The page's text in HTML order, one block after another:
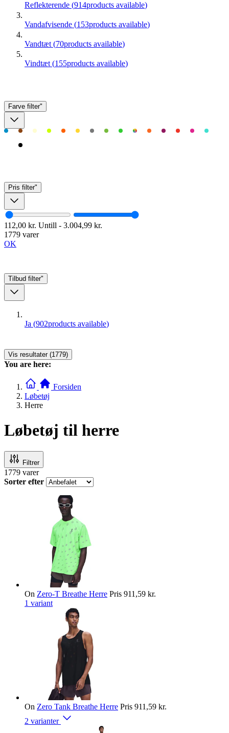
Reflekterende (914products available)
Vandafvisende (153products available)
Vandtæt (70products available)
Vindtæt (155products available)
Farve filter"
Pris filter"
112,00 kr. Untill - 3.004,99 kr.
1779 varer
OK
Tilbud filter"
Ja (902products available)
Vis resultater (1779)
You are here:
Forsiden
Løbetøj
Herre
Løbetøj til herre
Filtrer
1779 varer
Sorter efter
On Zero-T Breathe Herre Pris 911,59 kr.
1 variant
On Zero Tank Breathe Herre Pris 911,59 kr.
2 varianter